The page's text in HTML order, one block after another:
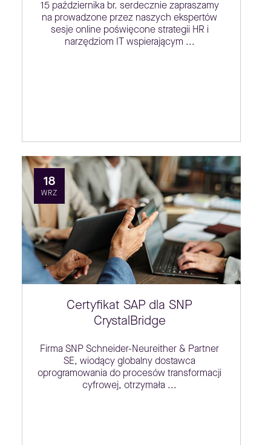
15 października br. serdecznie zapraszamy
na prowadzone przez naszych ekspertów
sesje online poświęcone strategii HR i
narzędziom IT wspierającym ...
18
WRZ
Certyfikat SAP dla SNP
CrystalBridge
Firma SNP Schneider-Neureither & Partner
SE, wiodący globalny dostawca
oprogramowania do procesów transformacji
cyfrowej, otrzymała ...